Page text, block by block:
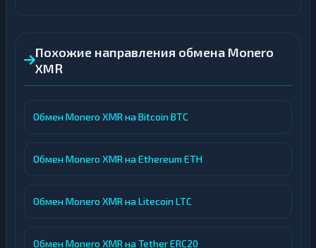
Похожие направления обмена Monero
XMR
Обмен Monero XMR на Bitcoin BTC
Обмен Monero XMR на Ethereum ETH
Обмен Monero XMR на Litecoin LTC
Обмен Monero XMR на Tether ERC20